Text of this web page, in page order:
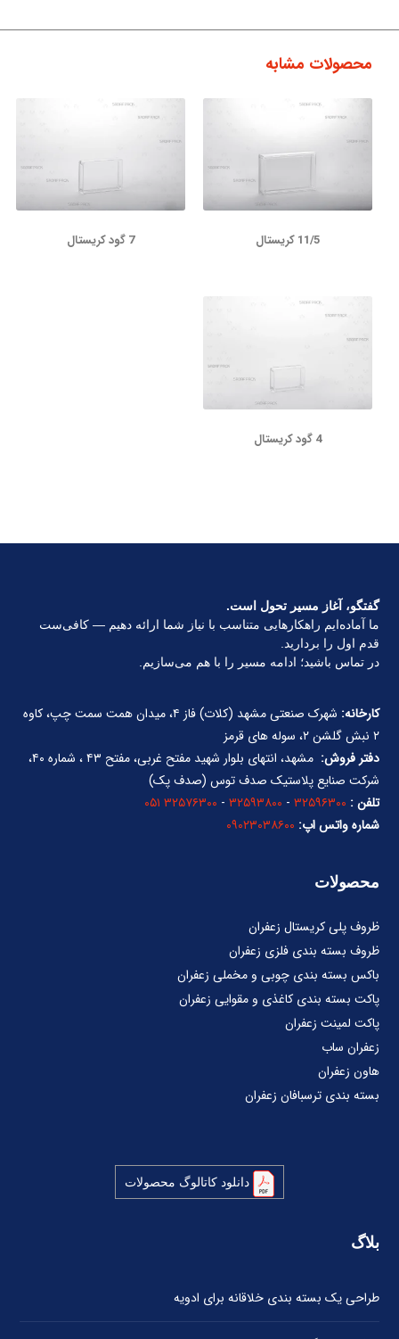
محصولات مشابه
11/5 کریستال 7 گود کریستال
4 گود کریستال
گفتگو، آغاز مسیر تحول است.
ما آماده‌ایم راهکارهایی متناسب با نیاز شما ارائه دهیم — کافی‌ست
قدم اول را بردارید.
در تماس باشید؛ ادامه مسیر را با هم می‌سازیم.
کارخانه:
شهرک صنعتی مشهد (کلات) فاز ۴، میدان همت سمت چپ، کاوه
۲ نبش گلشن ۲، سوله های قرمز
دفتر فروش:
مشهد، انتهای بلوار شهید مفتح غربی، مفتح ۴۳ ، شماره ۴۰،
شرکت صنایع پلاستیک صدف توس (صدف پک)
تلفن : ۳۲۵۹۶۳۰۰ - ۳۲۵۹۳۸۰۰ - ۳۲۵۷۶۳۰۰ ۰۵۱
شماره واتس اپ: ۰۹۰۲۳۰۳۸۶۰۰
محصولات
ظروف پلی کریستال زعفران
ظروف بسته بندی فلزی زعفران
باکس بسته بندی چوبی و مخملی زعفران
پاکت بسته بندی کاغذی و مقوایی زعفران
پاکت لمینت زعفران
زعفران ساب
هاون زعفران
بسته بندی ترسبافان زعفران
دانلود کاتالوگ محصولات
بلاگ
طراحی یک بسته بندی خلاقانه برای ادویه